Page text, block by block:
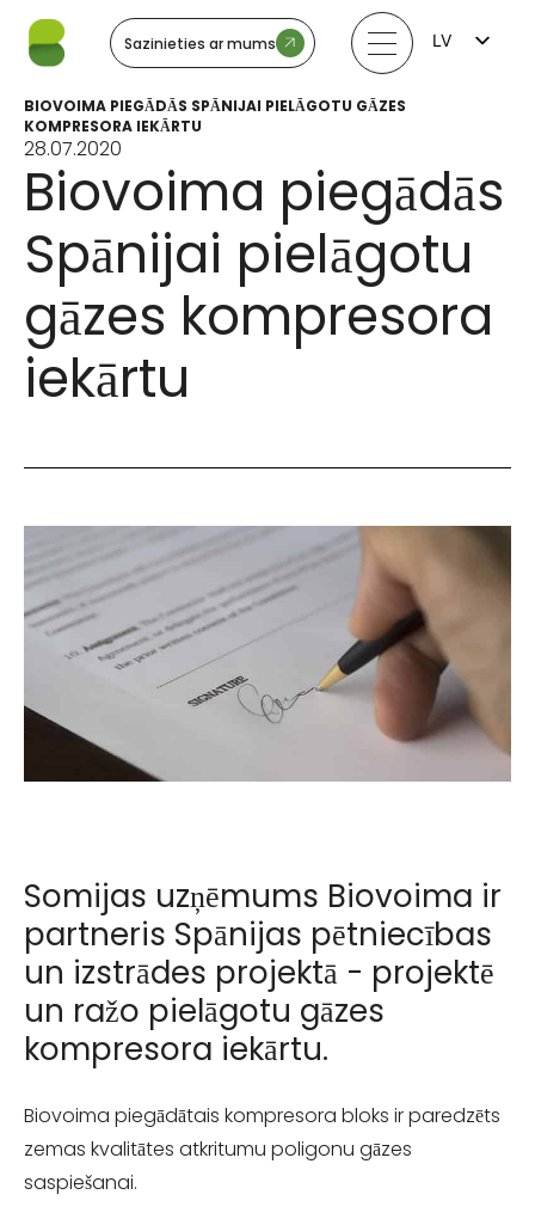
Sazinieties ar mums
LV
NO
BIOVOIMA PIEGĀDĀS SPĀNIJAI PIELĀGOTU GĀZES
KOMPRESORA IEKĀRTU
28.07.2020
Biovoima piegādās
Spānijai pielāgotu
gāzes kompresora
iekārtu
Somijas uzņēmums Biovoima ir
partneris Spānijas pētniecības
un izstrādes projektā - projektē
un ražo pielāgotu gāzes
kompresora iekārtu.
Biovoima piegādātais kompresora bloks ir paredzēts
zemas kvalitātes atkritumu poligonu gāzes
saspiešanai.